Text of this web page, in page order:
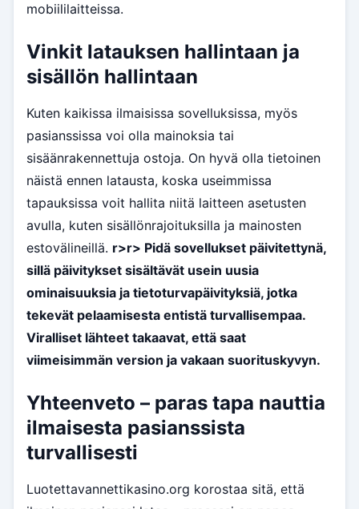
mobiililaitteissa.
Vinkit latauksen hallintaan ja
sisällön hallintaan
Kuten kaikissa ilmaisissa sovelluksissa, myös
pasianssissa voi olla mainoksia tai
sisäänrakennettuja ostoja. On hyvä olla tietoinen
näistä ennen latausta, koska useimmissa
tapauksissa voit hallita niitä laitteen asetusten
avulla, kuten sisällönrajoituksilla ja mainosten
estovälineillä. r>r> Pidä sovellukset päivitettynä,
sillä päivitykset sisältävät usein uusia
ominaisuuksia ja tietoturvapäivityksiä, jotka
tekevät pelaamisesta entistä turvallisempaa.
Viralliset lähteet takaavat, että saat
viimeisimmän version ja vakaan suorituskyvyn.
Yhteenveto – paras tapa nauttia
ilmaisesta pasianssista
turvallisesti
Luotettavannettikasino.org korostaa sitä, että